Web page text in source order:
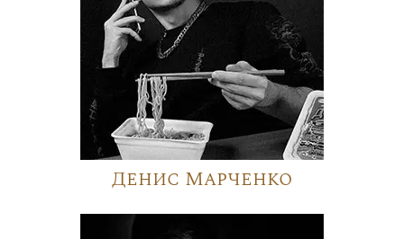
Денис Марченко